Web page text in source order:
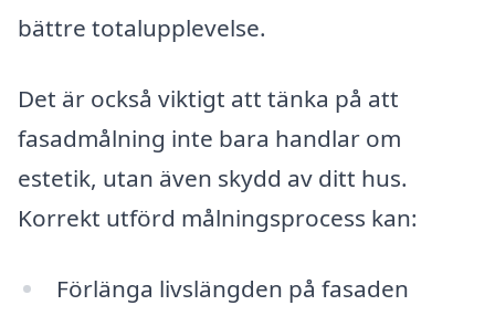
bättre totalupplevelse.
Det är också viktigt att tänka på att
fasadmålning inte bara handlar om
estetik, utan även skydd av ditt hus.
Korrekt utförd målningsprocess kan:
Förlänga livslängden på fasaden